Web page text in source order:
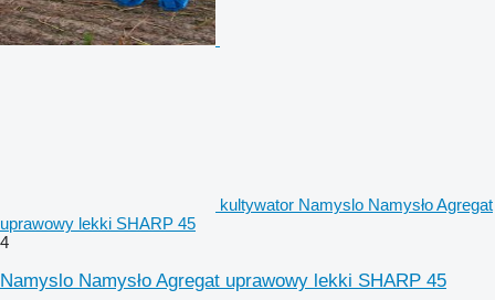
kultywator Namyslo Namysło Agregat
uprawowy lekki SHARP 45
4
Namyslo Namysło Agregat uprawowy lekki SHARP 45